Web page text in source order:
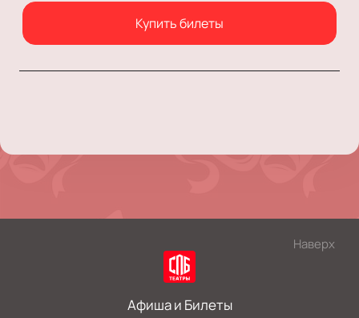
Купить билеты
Наверх
Афиша и Билеты